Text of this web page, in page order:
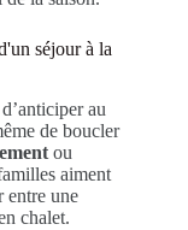
séjour à la
au
de boucler
ou
aiment
entre une
chalet.